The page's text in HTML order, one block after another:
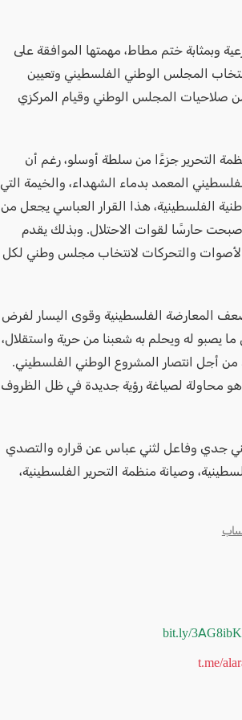
وبمثابة ختم مطاط، مهمتها الموافقة على
المجلس الوطني الفلسطيني وتعيين
صلاحيات المجلس الوطني وقيام المركزي
التحرير جزءًا من سلطة أوسلو، رغم أن
المعمد بدماء الشهداء، والخيمة التي
الفلسطينية، هذا القرار العباسي يجعل من
حارسًا لقوات الاحتلال. وبذلك يقدم
والتحركات لانتخاب مجلس وطني لكل
المعارضة الفلسطينية وقوى اليسار لفرض
يصبو له ويحلم به شعبنا من حرية واستقلال،
أجل انتصار المشروع الوطني الفلسطيني.
محاولة لصياغة رؤية جديدة في ظل الظروف
جدي وفاعل لثني عباس عن قراره والتصدي
وصيانة منظمة التحرير الفلسطينية،
bit.ly/3AG8ibK
t.me/